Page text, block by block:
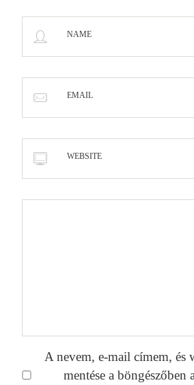
NAME
EMAIL
WEBSITE
A nevem, e-mail címem, és
mentése a böngészőben